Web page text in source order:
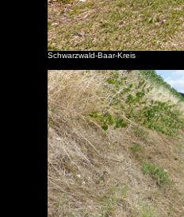
Schwarzwald-Baar-Kreis